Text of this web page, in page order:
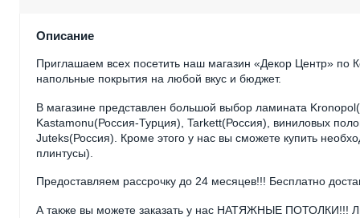
Описание
Приглашаем всех посетить наш магазин «Декор Центр»
напольные покрытия на любой вкус и бюджет.
В магазине представлен большой выбор ламината
Kastamonu(Россия-Турция), Tarkett(Россия), виниловых
Juteks(Россия). Кроме этого у нас вы сможете купить
плинтусы).
Предоставляем рассрочку до 24 месяцев!!! Бесплатно
А также вы можете заказать у нас НАТЯЖНЫЕ ПОТОЛКИ!!!